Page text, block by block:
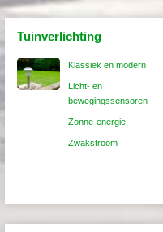
Tuinverlichting
Klassiek en modern
Licht- en
bewegingssensoren
Zonne-energie
Zwakstroom